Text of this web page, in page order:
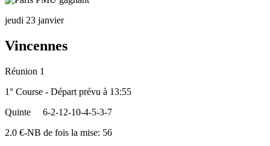
jeudi 23 janvier
Vincennes
Réunion 1
1° Course - Départ prévu à 13:55
Quinte
6-2-12-10-4-5-3-7
2.0 €-NB de fois la mise: 56